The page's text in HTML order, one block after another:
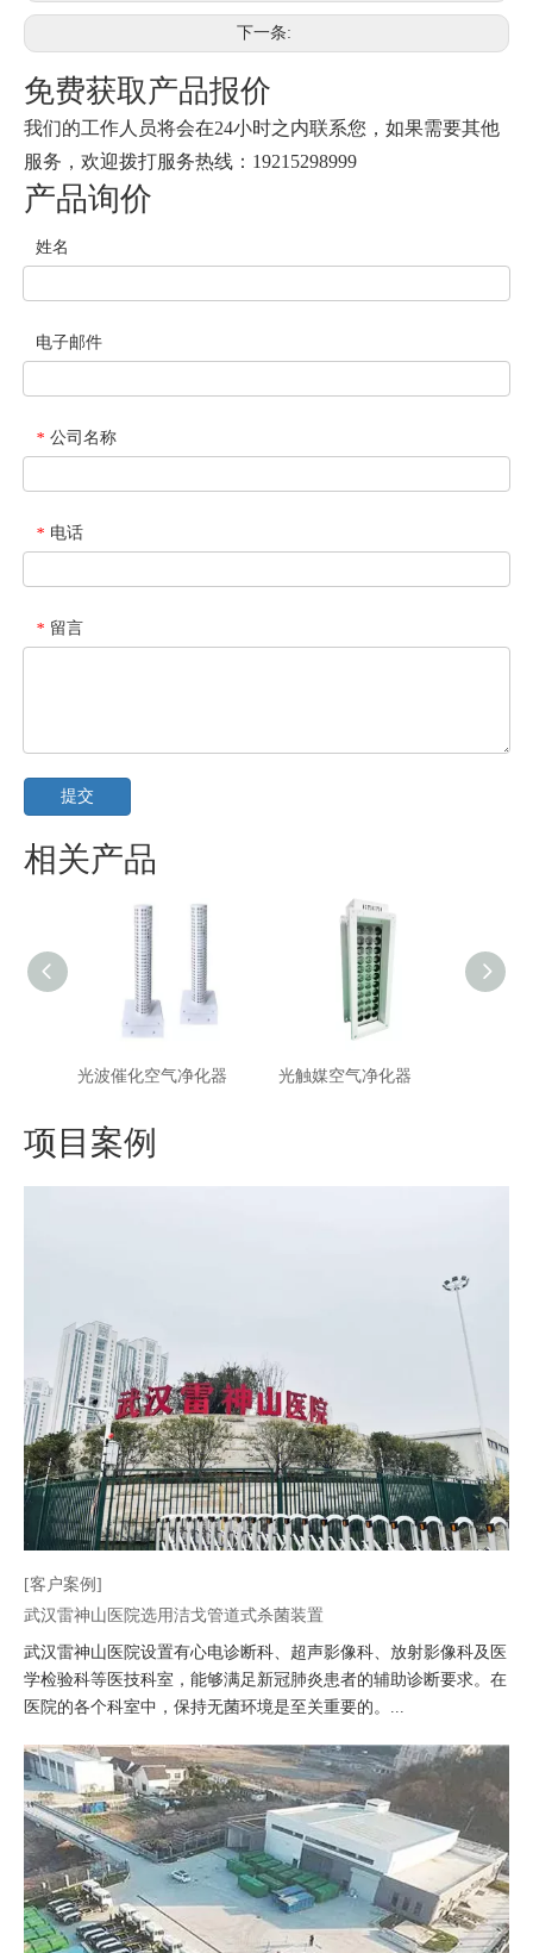
下一条:
免费获取产品报价
我们的工作人员将会在24小时之内联系您，如果需要其他
服务，欢迎拨打服务热线：19215298999
产品询价
姓名
电子邮件
* 公司名称
* 电话
* 留言
提交
相关产品
光波催化空气净化器 光触媒空气净化器
项目案例
[客户案例]
武汉雷神山医院选用洁戈管道式杀菌装置
武汉雷神山医院设置有心电诊断科、超声影像科、放射影像科及医
学检验科等医技科室，能够满足新冠肺炎患者的辅助诊断要求。在
医院的各个科室中，保持无菌环境是至关重要的。...